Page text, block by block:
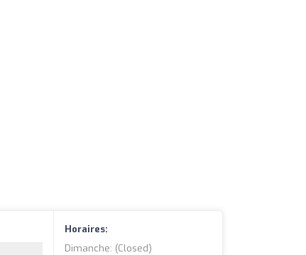
Horaires:
Dimanche: (closed)